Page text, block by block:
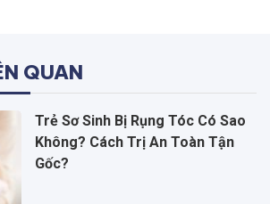
QUAN
Trẻ Sơ Sinh Bị Rụng Tóc Có Sao
Không? Cách Trị An Toàn Tận
Gốc?